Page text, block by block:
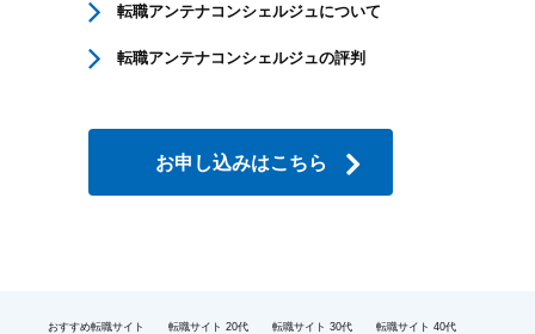
転職アンテナコンシェルジュについて
転職アンテナコンシェルジュの評判
お申し込みはこちら
おすすめ転職サイト 転職サイト 20代 転職サイト 30代 転職サイト 40代